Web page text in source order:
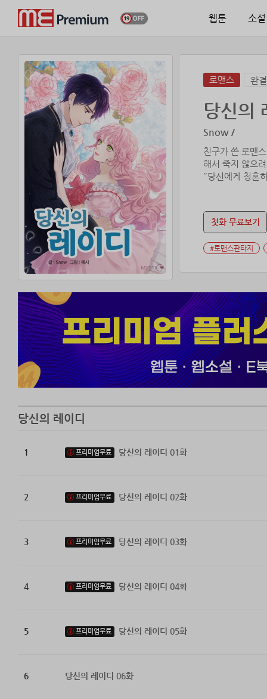
웹툰 소설
로맨스 완결
당신의
Snow /
친구가 쓴 로맨
해서 죽지 않으
첫화 무료보기
#로맨스판타지
당신의 레이디
1 프리미엄무료 당신의 레이디 01화
2 프리미엄무료 당신의 레이디 02화
3 프리미엄무료 당신의 레이디 03화
4 프리미엄무료 당신의 레이디 04화
5 프리미엄무료 당신의 레이디 05화
6 당신의 레이디 06화